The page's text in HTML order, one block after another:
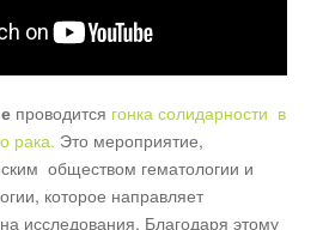
проводится гонка солидарности в
рака. Это мероприятие,
обществом гематологии и
которое направляет
исследования. Благодаря этому